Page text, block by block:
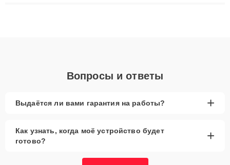
Вопросы и ответы
Выдаётся ли вами гарантия на работы? +
Как узнать, когда моё устройство будет
готово?
+